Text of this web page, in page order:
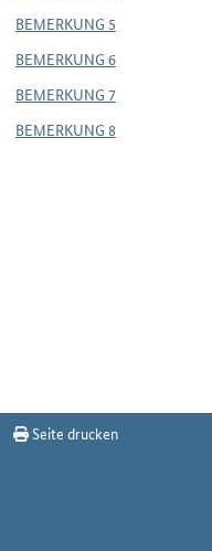
BEMERKUNG 5
BEMERKUNG 6
BEMERKUNG 7
BEMERKUNG 8
Seite drucken